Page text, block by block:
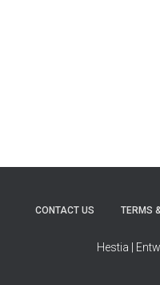
CONTACT US TERMS
Hestia |